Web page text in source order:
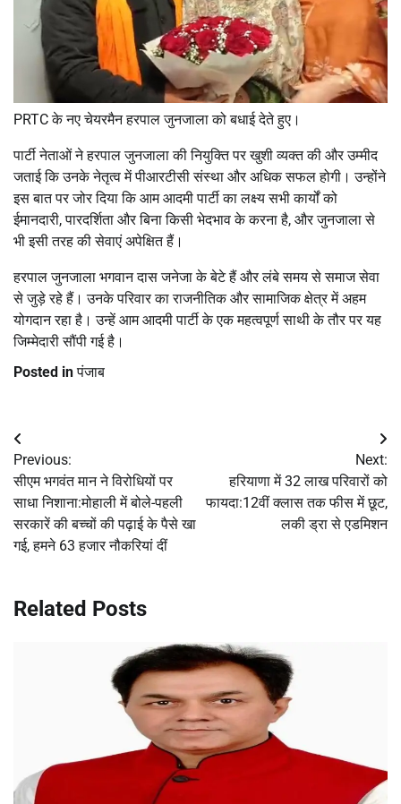
PRTC के नए चेयरमैन हरपाल जुनजाला को बधाई देते हुए।
पार्टी नेताओं ने हरपाल जुनजाला की नियुक्ति पर खुशी व्यक्त की और उम्मीद
जताई कि उनके नेतृत्व में पीआरटीसी संस्था और अधिक सफल होगी। उन्होंने
इस बात पर जोर दिया कि आम आदमी पार्टी का लक्ष्य सभी कार्यों को
ईमानदारी, पारदर्शिता और बिना किसी भेदभाव के करना है, और जुनजाला से
भी इसी तरह की सेवाएं अपेक्षित हैं।
हरपाल जुनजाला भगवान दास जनेजा के बेटे हैं और लंबे समय से समाज सेवा
से जुड़े रहे हैं। उनके परिवार का राजनीतिक और सामाजिक क्षेत्र में अहम
योगदान रहा है। उन्हें आम आदमी पार्टी के एक महत्वपूर्ण साथी के तौर पर यह
जिम्मेदारी सौंपी गई है।
Posted inपंजाब
Post
navigation
Previous:
सीएम भगवंत मान ने विरोधियों पर
साधा निशाना:मोहाली में बोले-पहली
सरकारें की बच्चों की पढ़ाई के पैसे खा
गई, हमने 63 हजार नौकरियां दीं
Next:
हरियाणा में 32 लाख परिवारों को
फायदा:12वीं क्लास तक फीस में छूट,
लकी ड्रा से एडमिशन
Related Posts